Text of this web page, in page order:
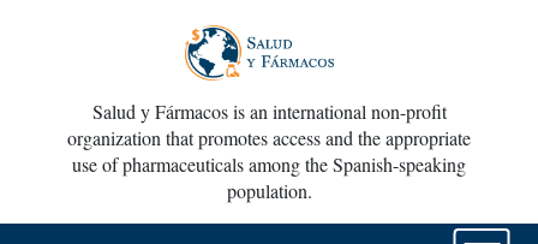
Salud y Fármacos is an international non-profit
organization that promotes access and the appropriate
use of pharmaceuticals among the Spanish-speaking
population.